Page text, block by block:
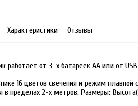
Характеристики Отзывы
работает от 3-х батареек АА или от
16 цветов свечения и режим
в пределах 2-х метров. Размеры: